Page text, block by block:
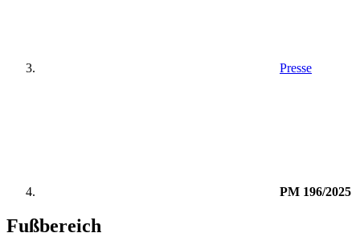
Presse
PM 196/2025
Fußbereich